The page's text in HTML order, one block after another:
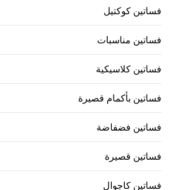
فساتين كوكتيل
فساتين مناسبات
فساتين كلاسيكية
فساتين بأكمام قصيرة
فساتين فضفاضة
فساتين قصيرة
فساتين كاجوال